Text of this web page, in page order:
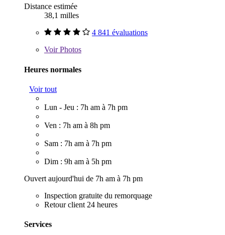
Distance estimée
38,1 milles
4 841 évaluations
VoirPhotos
Heures normales
Voir tout
Lun - Jeu : 7h am à 7h pm
Ven : 7h am à 8h pm
Sam : 7h am à 7h pm
Dim : 9h am à 5h pm
Ouvert aujourd'hui de 7h am à 7h pm
Inspection gratuite du remorquage
Retour client 24 heures
Services